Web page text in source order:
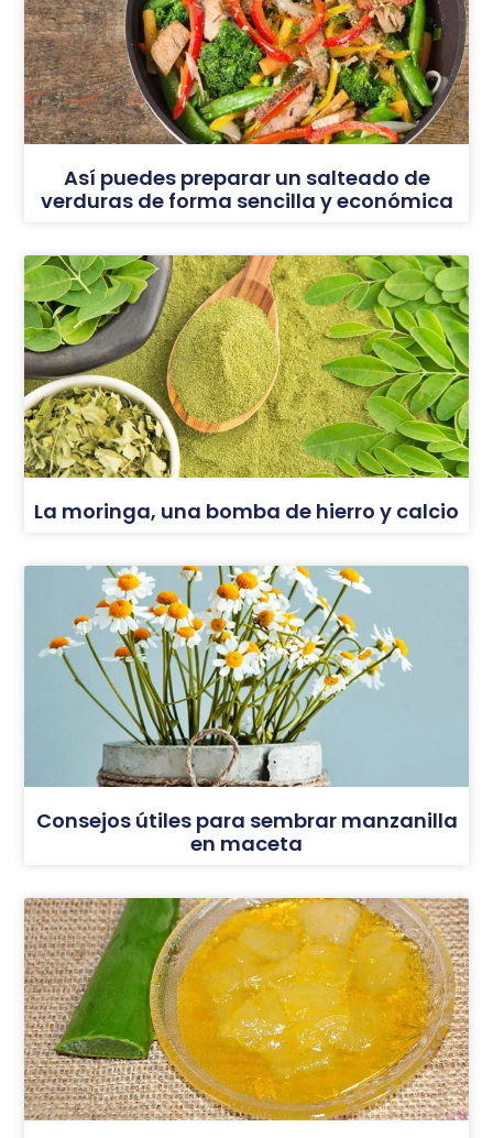
Así puedes preparar un salteado de
verduras de forma sencilla y económica
La moringa, una bomba de hierro y calcio
Consejos útiles para sembrar manzanilla
en maceta